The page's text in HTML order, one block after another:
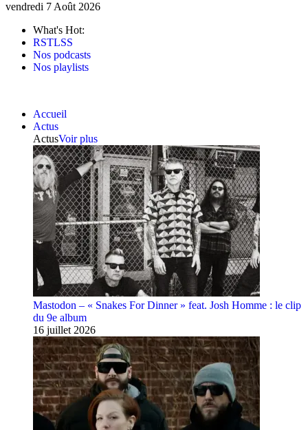
vendredi 7 Août 2026
What's Hot:
RSTLSS
Nos podcasts
Nos playlists
Accueil
Actus
ActusVoir plus
Mastodon – « Snakes For Dinner » feat. Josh Homme : le clip
du 9e album
16 juillet 2026